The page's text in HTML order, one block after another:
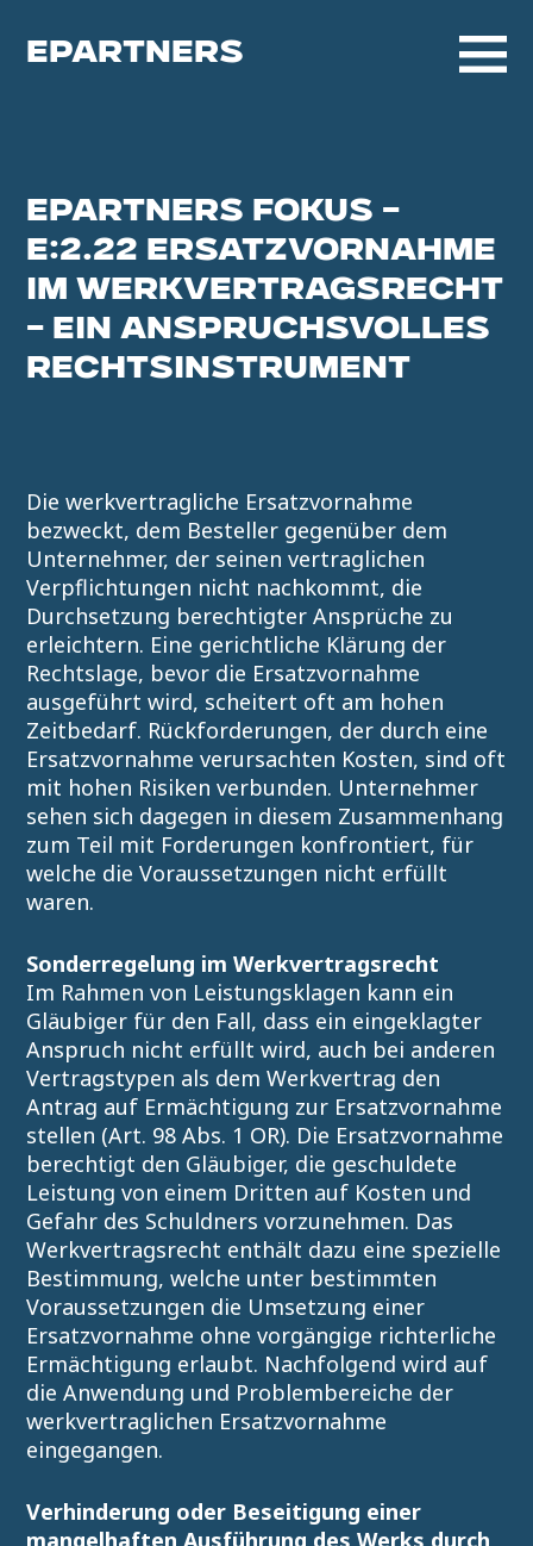
EPARTNERS
EPARTNERS FOKUS –
E:2.22 ERSATZVORNAHME
IM WERKVERTRAGSRECHT
– EIN ANSPRUCHSVOLLES
RECHTSINSTRUMENT
Die werkvertragliche Ersatzvornahme
bezweckt, dem Besteller gegenüber dem
Unternehmer, der seinen vertraglichen
Verpflichtungen nicht nachkommt, die
Durchsetzung berechtigter Ansprüche zu
erleichtern. Eine gerichtliche Klärung der
Rechtslage, bevor die Ersatzvornahme
ausgeführt wird, scheitert oft am hohen
Zeitbedarf. Rückforderungen, der durch eine
Ersatzvornahme verursachten Kosten, sind oft
mit hohen Risiken verbunden. Unternehmer
sehen sich dagegen in diesem Zusammenhang
zum Teil mit Forderungen konfrontiert, für
welche die Voraussetzungen nicht erfüllt
waren.
Sonderregelung im Werkvertragsrecht
Im Rahmen von Leistungsklagen kann ein
Gläubiger für den Fall, dass ein eingeklagter
Anspruch nicht erfüllt wird, auch bei anderen
Vertragstypen als dem Werkvertrag den
Antrag auf Ermächtigung zur Ersatzvornahme
stellen (Art. 98 Abs. 1 OR). Die Ersatzvornahme
berechtigt den Gläubiger, die geschuldete
Leistung von einem Dritten auf Kosten und
Gefahr des Schuldners vorzunehmen. Das
Werkvertragsrecht enthält dazu eine spezielle
Bestimmung, welche unter bestimmten
Voraussetzungen die Umsetzung einer
Ersatzvornahme ohne vorgängige richterliche
Ermächtigung erlaubt. Nachfolgend wird auf
die Anwendung und Problembereiche der
werkvertraglichen Ersatzvornahme
eingegangen.
Verhinderung oder Beseitigung einer
mangelhaften Ausführung des Werks durch